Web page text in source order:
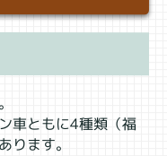
車ともに4種類（福
ります。